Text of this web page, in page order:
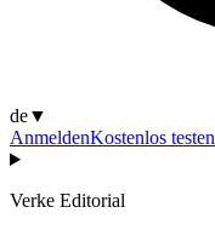
de▼
AnmeldenKostenlos testen
Verke Editorial